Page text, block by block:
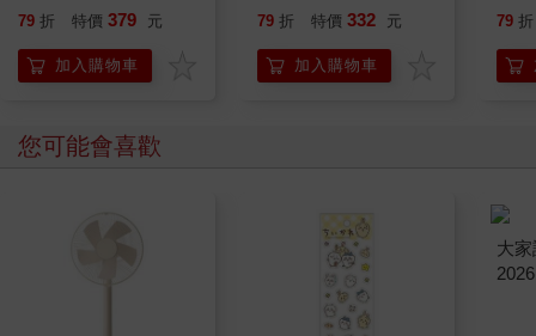
固，什麼樣的人偶都可以。
用自己的名字為人偶命名，每天跟它說話。說話時，要提到想去
除的東西，並咒罵人偶。譬如，假設我對外貌感到自卑，就把人
喂！三咲，妳這個醜八怪」。
感覺光是這樣做，就會把精神搞出病來。
「三咲死了」。如此一來，人偶就會帶走自己的煩惱和缺點，只
留下蛻變重生後的自己——似乎是這樣。
插在這片土地上的人偶們，應該是源於這類傳說，只是版本稍有
不同吧。跟我看到的內容相似的說法，或截然不同的說法到處流
傳，深信不疑的人會帶著人偶來到這裡，把它們插在地上，所以
就告訴我這些事
79 折 特價 379 元
加入購物車
79 折 特價 332 元
加入購物車
誰
79 折
您可能會喜歡